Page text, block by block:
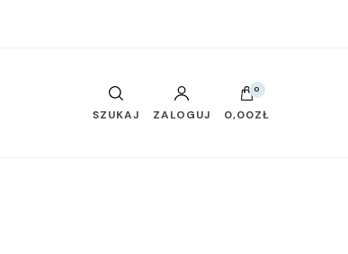
SZUKAJ ZALOGUJ
0
0,00ZŁ